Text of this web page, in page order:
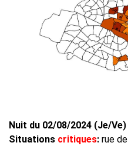
Nuit du 02/08/2024 (Je/Ve)
Situations critiques: rue